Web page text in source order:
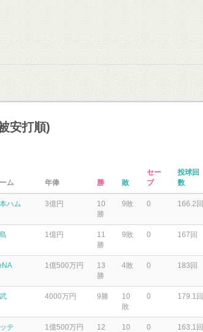
安打順)
ム 年俸 勝 敗
セー
ブ
投球回
数
ハム 3億円
10
勝
9敗 0 166.2回
1億円
11
勝
9敗 0 167回
1億500万円
13
勝
4敗 0 183回
4000万円 9勝
10
敗
0 179.1回
テ 1億500万円
12
10
0 163.1回